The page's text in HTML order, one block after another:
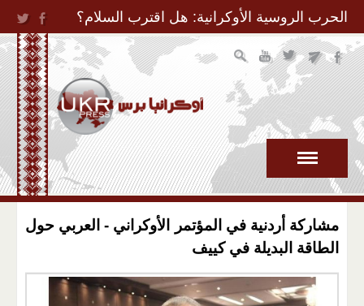
Jump to Navigation
الحرب الروسية الأوكرانية: هل اقترب السلام؟
مشاركة أردنية في المؤتمر الأوكراني - العربي حول
الطاقة البديلة في كييف